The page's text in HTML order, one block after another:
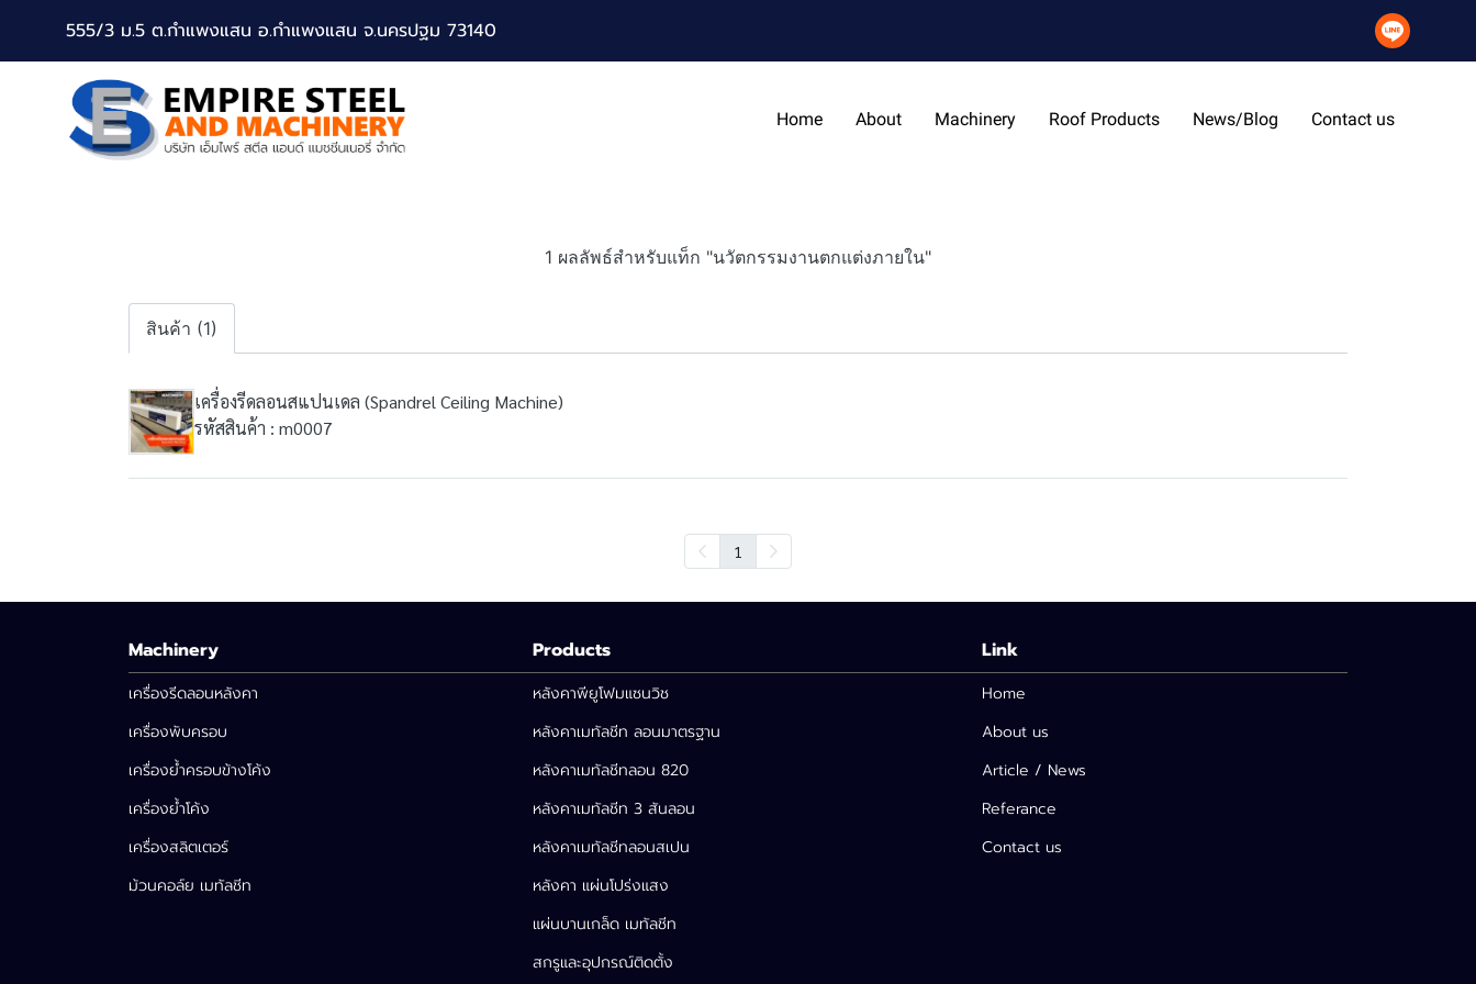
555/3 ม.5 ต.กำแพงแสน อ.กำแพงแสน จ.นครปฐม 73140
Home About Machinery Roof Products News/Blog Contact us
1 ผลลัพธ์สำหรับแท็ก "นวัตกรรมงานตกแต่งภายใน"
สินค้า (1)
เครื่องรีดลอนสแปนเดล (Spandrel Ceiling Machine)
รหัสสินค้า : m0007
1
Machinery
เครื่องรีดลอนหลังคา
เครื่องพับครอบ
เครื่องย้ำครอบข้างโค้ง
เครื่องย้ำโค้ง
เครื่องสลิตเตอร์
ม้วนคอล์ย เมทัลชีท
Products
หลังคาพียูโฟมแซนวิช
หลังคาเมทัลชีท ลอนมาตรฐาน
หลังคาเมทัลชีทลอน 820
หลังคาเมทัลชีท 3 สันลอน
หลังคาเมทัลชีทลอนสเปน
หลังคา แผ่นโปร่งแสง
แผ่นบานเกล็ด เมทัลชีท
สกรูและอุปกรณ์ติดตั้ง
Link
Home
About us
Article / News
Referance
Contact us